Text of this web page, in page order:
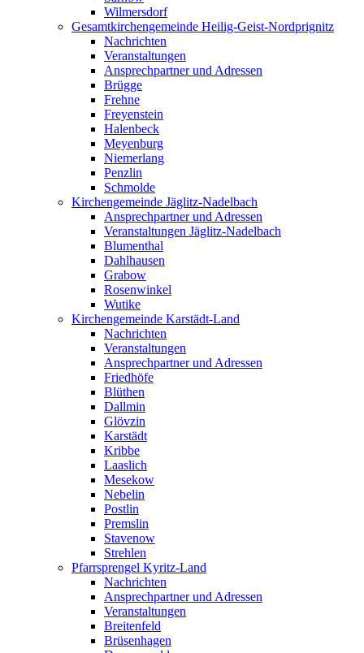
Wilmersdorf
Gesamtkirchengemeinde Heilig-Geist-Nordprignitz
Nachrichten
Veranstaltungen
Ansprechpartner und Adressen
Brügge
Frehne
Freyenstein
Halenbeck
Meyenburg
Niemerlang
Penzlin
Schmolde
Kirchengemeinde Jäglitz-Nadelbach
Ansprechpartner und Adressen
Veranstaltungen Jäglitz-Nadelbach
Blumenthal
Dahlhausen
Grabow
Rosenwinkel
Wutike
Kirchengemeinde Karstädt-Land
Nachrichten
Veranstaltungen
Ansprechpartner und Adressen
Friedhöfe
Blüthen
Dallmin
Glövzin
Karstädt
Kribbe
Laaslich
Mesekow
Nebelin
Postlin
Premslin
Stavenow
Strehlen
Pfarrsprengel Kyritz-Land
Nachrichten
Ansprechpartner und Adressen
Veranstaltungen
Breitenfeld
Brüsenhagen